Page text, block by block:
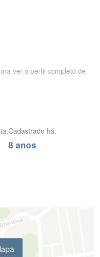
ver o perfil completo de
Cadastrado há:
8 anos